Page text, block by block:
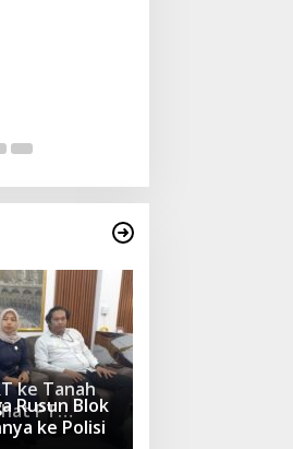
ke Tanah
PT
Rusun Blok
ke Polisi